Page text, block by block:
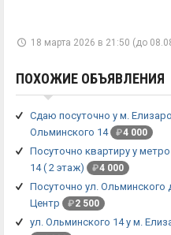
18 марта 2026 в 21:50 (до
ПОХОЖИЕ ОБЪЯВЛЕНИЯ
Сдаю посуточно у м.
Ольминского 14
₽4 000
Посуточно квартиру у
14 ( 2 этаж)
₽4 000
Посуточно ул. Ольминскогo
Центр
₽2 500
ул. Ольминского 14 у м.